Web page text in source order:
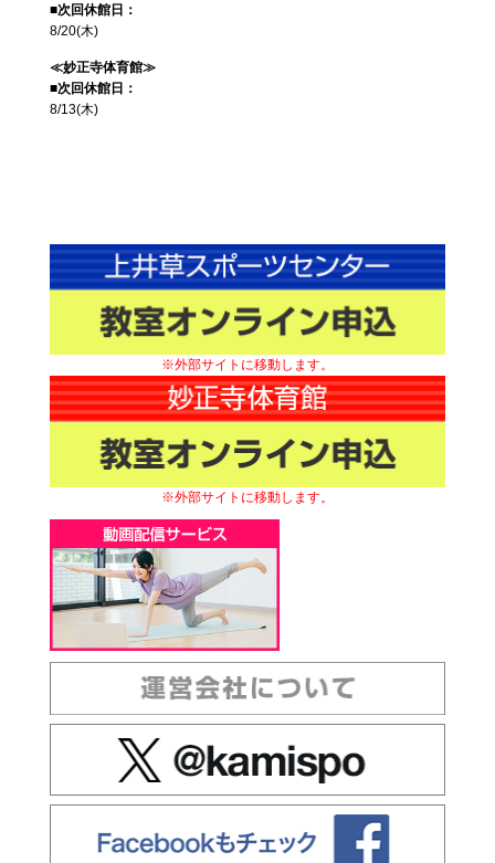
■次回休館日：
8/20(木)
≪妙正寺体育館≫
■次回休館日：
8/13(木)
※外部サイトに移動します。
※外部サイトに移動します。